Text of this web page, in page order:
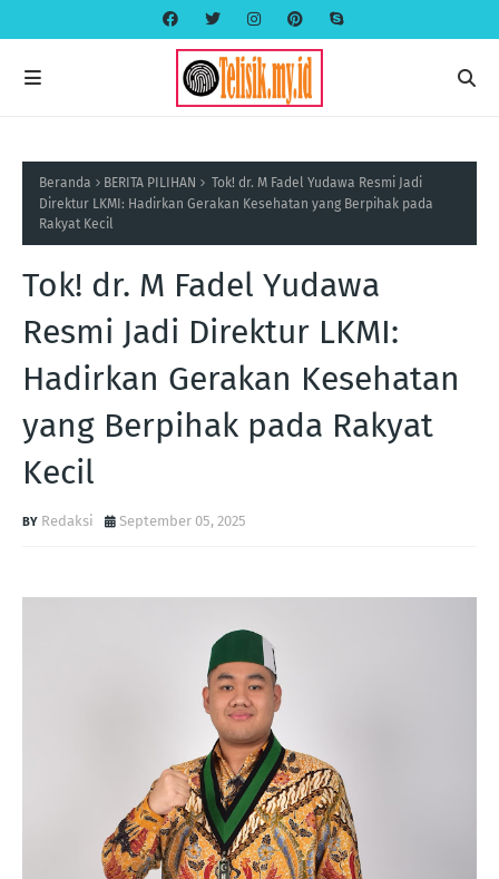
Beranda BERITA PILIHAN
Tok! dr. M Fadel Yudawa Resmi Jadi
Direktur LKMI: Hadirkan Gerakan Kesehatan yang Berpihak pada
Rakyat Kecil
Tok! dr. M Fadel Yudawa
Resmi Jadi Direktur LKMI:
Hadirkan Gerakan Kesehatan
yang Berpihak pada Rakyat
Kecil
Redaksi September 05, 2025